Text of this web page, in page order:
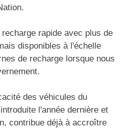
rapide avec plus de
disponibles à l'échelle
de recharge lorsque nous
des véhicules du
l'année dernière et
contribue déjà à accroître